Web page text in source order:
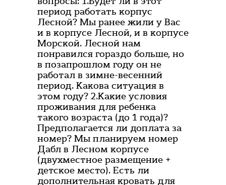
период работать корпус
Лесной? Мы ранее жили у Вас
и в корпусе Лесной, и в корпусе
Морской. Лесной нам
понравился гораздо больше, но
в позапрошлом году он не
работал в зимне-весенний
период. Какова ситуация в
этом году? 2.Какие условия
проживания для ребенка
такого возраста (до 1 года)?
Предполагается ли доплата за
номер? Мы планируем номер
Дабл в Лесном корпусе
(двухместное размещение +
детское место). Есть ли
дополнительная кровать для